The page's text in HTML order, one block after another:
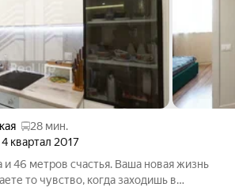
28 мин.
4 квартал 2017
и 46 метров счастья. Ваша новая жизнь
то чувство, когда заходишь в